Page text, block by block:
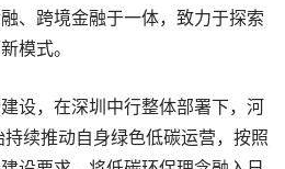
、跨境金融于一体，致力于探索
模式。
设，在深圳中行整体部署下，河
续推动自身绿色低碳运营，按照